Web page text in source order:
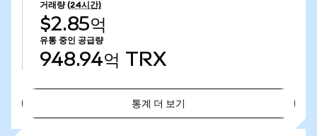
거래량 (24시간)
$2.85억
유통 중인 공급량
948.94억 TRX
통계 더 보기